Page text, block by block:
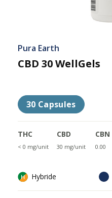
Pura Earth
CBD 30 WellGels
30 Capsules
THC
< 0 mg/unit
CBD
30 mg/unit
CBN
0.00
Hybride